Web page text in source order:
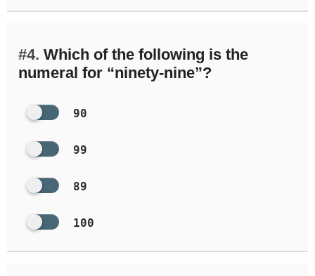
#4. Which of the following is the
numeral for “ninety-nine”?
90
99
89
100